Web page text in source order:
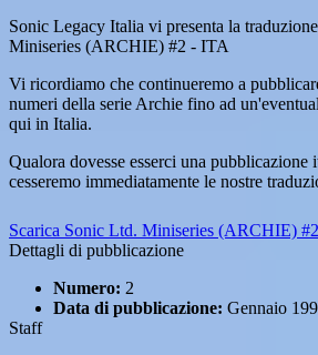
Sonic Legacy Italia vi presenta la
Miniseries (ARCHIE) #2 - ITA
Vi ricordiamo che continueremo a
numeri della serie Archie fino ad
qui in Italia.
Qualora dovesse esserci una pubblicazione
cesseremo immediatamente le nostre
Scarica Sonic Ltd. Miniseries (ARCHIE)
Dettagli di pubblicazione
Numero: 2
Data di pubblicazione: Gennaio
Staff